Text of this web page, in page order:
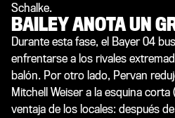
Schalke.
BAILEY ANOTA UN
Durante esta fase, el Bayer 04
enfrentarse a los rivales
balón. Por otro lado, Pervan
Mitchell Weiser a la esquina
ventaja de los locales: después